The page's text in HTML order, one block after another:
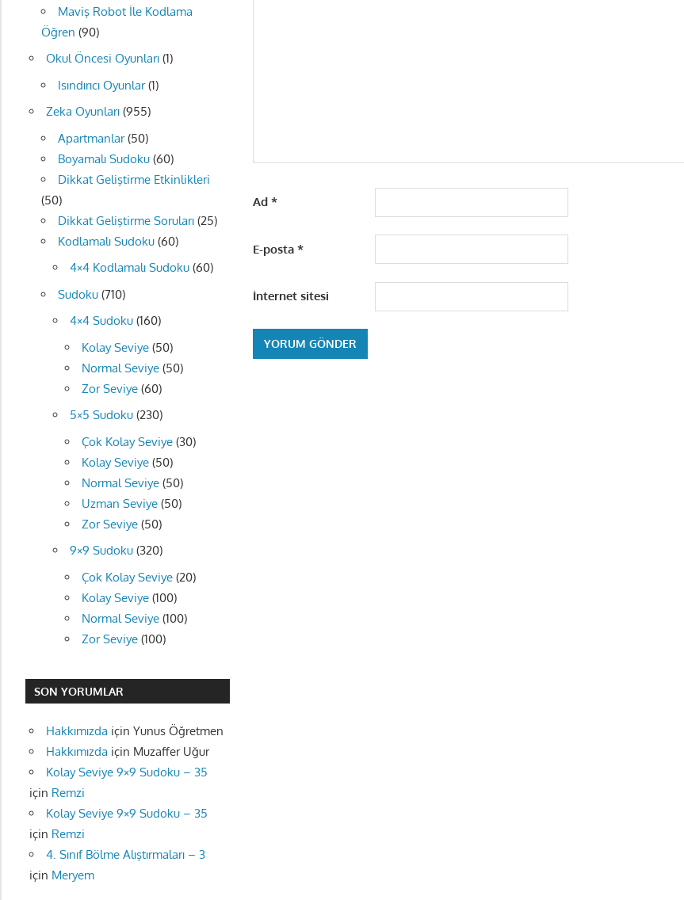
Ad*
E-posta*
İnternet sitesi
Maviş Robot İle Kodlama
Öğren (90)
Okul Öncesi Oyunları(1)
Isındırıcı Oyunlar(1)
Zeka Oyunları(955)
Apartmanlar(50)
Boyamalı Sudoku(60)
Dikkat Geliştirme Etkinlikleri
(50)
Dikkat Geliştirme Soruları(25)
Kodlamalı Sudoku(60)
4×4 Kodlamalı Sudoku(60)
Sudoku(710)
4×4 Sudoku(160)
Kolay Seviye(50)
Normal Seviye(50)
Zor Seviye(60)
5×5 Sudoku(230)
Çok Kolay Seviye(30)
Kolay Seviye(50)
Normal Seviye(50)
Uzman Seviye(50)
Zor Seviye(50)
9×9 Sudoku(320)
Çok Kolay Seviye(20)
Kolay Seviye(100)
Normal Seviye(100)
Zor Seviye(100)
SON YORUMLAR
Hakkımızda için Yunus Öğretmen
Hakkımızda için Muzaffer Uğur
Kolay Seviye 9×9 Sudoku – 35
için Remzi
Kolay Seviye 9×9 Sudoku – 35
için Remzi
4. Sınıf Bölme Alıştırmaları – 3
için Meryem